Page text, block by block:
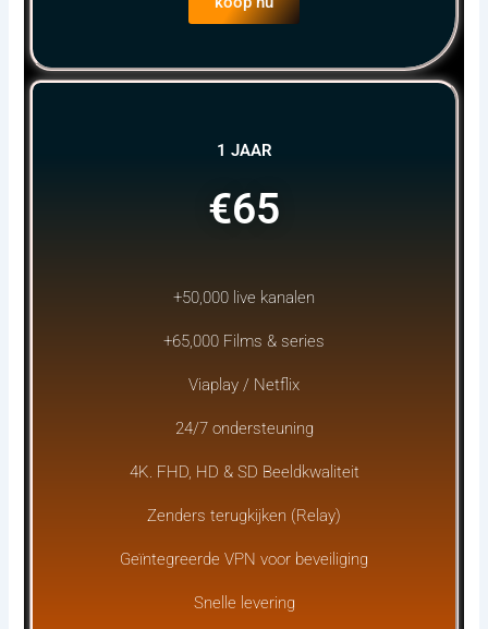
1 JAAR
€65
+50,000 live kanalen
+65,000 Films & series
Viaplay / Netflix
24/7 ondersteuning
4K. FHD, HD & SD Beeldkwaliteit
Zenders terugkijken (Relay)
Geïntegreerde VPN voor beveiliging
Snelle levering